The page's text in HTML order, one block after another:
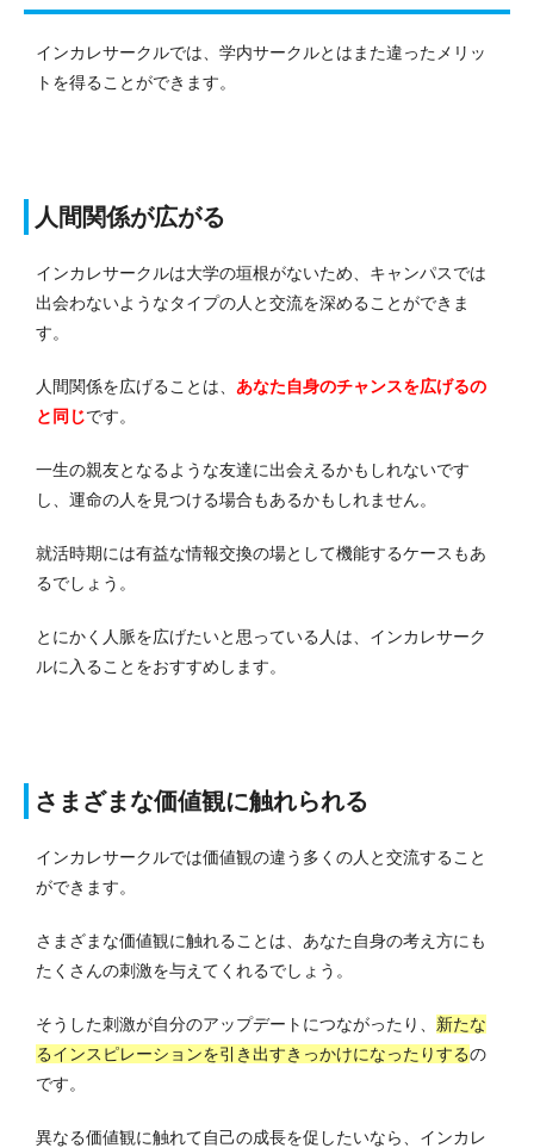
インカレサークルでは、学内サークルとはまた違ったメリッ
トを得ることができます。
人間関係が広がる
インカレサークルは大学の垣根がないため、キャンパスでは
出会わないようなタイプの人と交流を深めることができま
す。
人間関係を広げることは、 あなた自身のチャンスを広げるの
と同じです。
一生の親友となるような友達に出会えるかもしれないです
し、運命の人を見つける場合もあるかもしれません。
就活時期には有益な情報交換の場として機能するケースもあ
るでしょう。
とにかく人脈を広げたいと思っている人は、インカレサーク
ルに入ることをおすすめします。
さまざまな価値観に触れられる
インカレサークルでは価値観の違う多くの人と交流すること
ができます。
さまざまな価値観に触れることは、あなた自身の考え方にも
たくさんの刺激を与えてくれるでしょう。
そうした刺激が自分のアップデートにつながったり、 新たな
るインスピレーションを引き出すきっかけになったりするの
です。
異なる価値観に触れて自己の成長を促したいなら、インカレ